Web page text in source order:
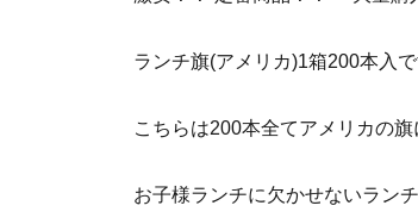
ランチ旗(アメリカ)1箱200本入
こちらは200本全てアメリカの旗
お子様ランチに欠かせないランチ